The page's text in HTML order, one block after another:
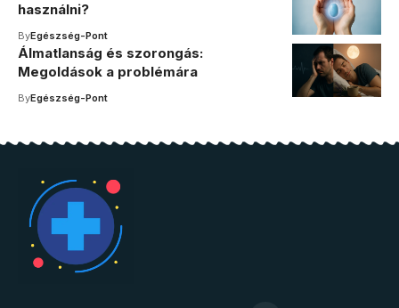
használni?
ByEgészség-Pont
Álmatlanság és szorongás:
Megoldások a problémára
ByEgészség-Pont